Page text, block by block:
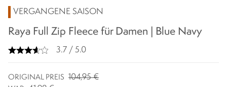
VERGANGENE SAISON
Raya Full Zip Fleece für Damen | Blue Navy
3.7 / 5.0
ORIGINAL PREIS 104,95 €